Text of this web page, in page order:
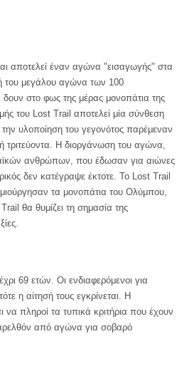
αποτελεί έναν αγώνα "εισαγωγής" στα
του μεγάλου αγώνα των 100
στο φως της μέρας μονοπάτια της
του Lost Trail αποτελεί μία σύνθεση
υλοποίηση του γεγονότος παρέμεναν
τριτεύοντα. Η διοργάνωση του αγώνα,
ανθρώπων, που έδωσαν για αιώνες
δεν κατέγραψε έκτοτε. Το Lost Trail
τα μονοπάτια του Ολύμπου,
θα θυμίζει τη σημασία της
69 ετών. Οι ενδιαφερόμενοι για
η αίτησή τους εγκρίνεται. Η
να πληροί τα τυπικά κριτήρια που έχουν
από αγώνα για σοβαρό